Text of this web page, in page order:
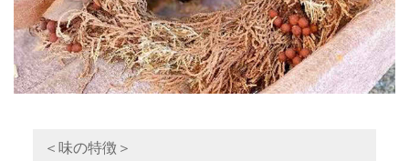
＜味の特徴＞